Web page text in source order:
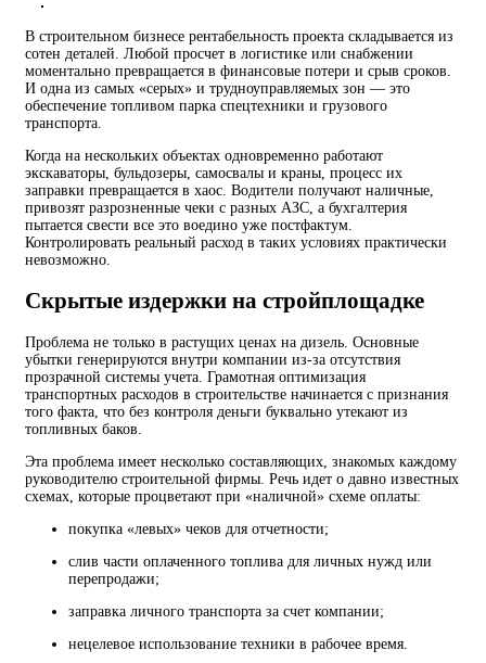
В строительном бизнесе рентабельность проекта складывается из
сотен деталей. Любой просчет в логистике или снабжении
моментально превращается в финансовые потери и срыв сроков.
И одна из самых «серых» и трудноуправляемых зон — это
обеспечение топливом парка спецтехники и грузового
транспорта.
Когда на нескольких объектах одновременно работают
экскаваторы, бульдозеры, самосвалы и краны, процесс их
заправки превращается в хаос. Водители получают наличные,
привозят разрозненные чеки с разных АЗС, а бухгалтерия
пытается свести все это воедино уже постфактум.
Контролировать реальный расход в таких условиях практически
невозможно.
Скрытые издержки на стройплощадке
Проблема не только в растущих ценах на дизель. Основные
убытки генерируются внутри компании из-за отсутствия
прозрачной системы учета. Грамотная оптимизация
транспортных расходов в строительстве начинается с признания
того факта, что без контроля деньги буквально утекают из
топливных баков.
Эта проблема имеет несколько составляющих, знакомых каждому
руководителю строительной фирмы. Речь идет о давно известных
схемах, которые процветают при «наличной» схеме оплаты:
покупка «левых» чеков для отчетности;
слив части оплаченного топлива для личных нужд или
перепродажи;
заправка личного транспорта за счет компании;
нецелевое использование техники в рабочее время.